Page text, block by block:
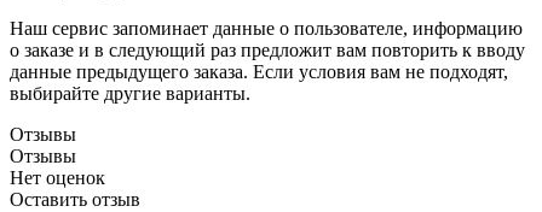
Наш сервис запоминает данные о пользователе, информацию
о заказе и в следующий раз предложит вам повторить к вводу
данные предыдущего заказа. Если условия вам не подходят,
выбирайте другие варианты.
Отзывы
Отзывы
Нет оценок
Оставить отзыв